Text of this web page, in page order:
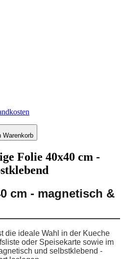
Warenkorb
Folie 40x40 cm -
cm - magnetisch &
die ideale Wahl in der Kueche
oder Speisekarte sowie im
und selbstklebend -